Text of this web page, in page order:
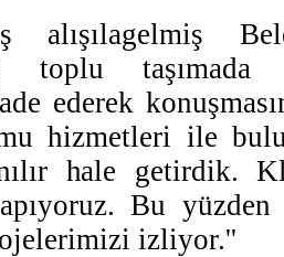
alışılagelmiş
toplu
ederek
hizmetleri ile
hale getirdik.
Bu
izliyor.''